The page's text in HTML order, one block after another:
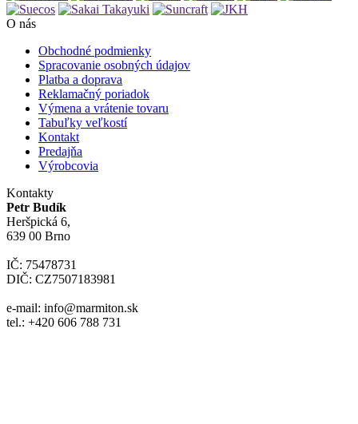
O nás
Obchodné podmienky
Spracovanie osobných údajov
Platba a doprava
Reklamačný poriadok
Výmena a vrátenie tovaru
Tabuľky veľkostí
Kontakt
Predajňa
Výrobcovia
Kontakty
Petr Budík
Heršpická 6,
639 00 Brno
IČ: 75478731
DIČ: CZ7507183981
e-mail: info@marmiton.sk
tel.: +420 606 788 731